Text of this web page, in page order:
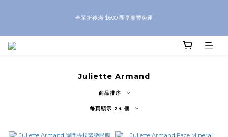
全單折後滿 $600 即享順豐免運
8月優惠 凡購物折後滿$250送Skinbeauty 自家Eyes Mask一對 每滿$500送
Juliette Armand
商品排序
每頁顯示 24 個